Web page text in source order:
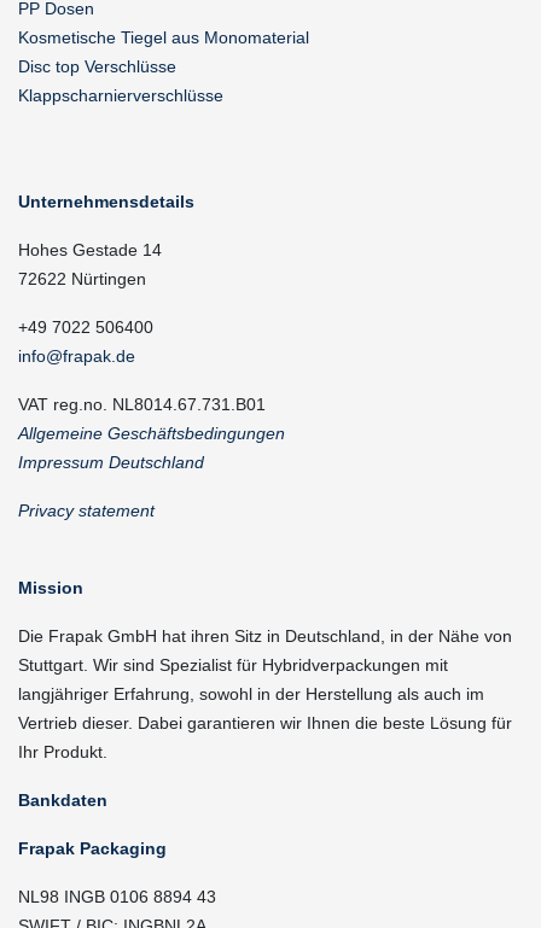
PP Dosen
Kosmetische Tiegel aus Monomaterial
Disc top Verschlüsse
Klappscharnierverschlüsse
Unternehmensdetails
Hohes Gestade 14
72622 Nürtingen
+49 7022 506400
info@frapak.de
VAT reg.no. NL8014.67.731.B01
Allgemeine Geschäftsbedingungen
Impressum Deutschland
Privacy statement
Mission
Die Frapak GmbH hat ihren Sitz in Deutschland, in der Nähe von
Stuttgart. Wir sind Spezialist für Hybridverpackungen mit
langjähriger Erfahrung, sowohl in der Herstellung als auch im
Vertrieb dieser. Dabei garantieren wir Ihnen die beste Lösung für
Ihr Produkt.
Bankdaten
Frapak Packaging
NL98 INGB 0106 8894 43